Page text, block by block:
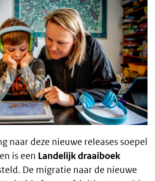
naar deze nieuwe releases soepel
is een Landelijk draaiboek
De migratie naar de nieuwe